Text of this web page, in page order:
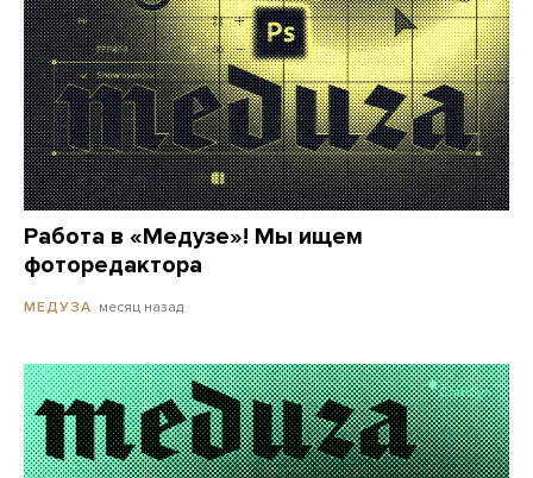
Работа в «Медузе»! Мы ищем
фоторедактора
МЕДУЗА месяц назад